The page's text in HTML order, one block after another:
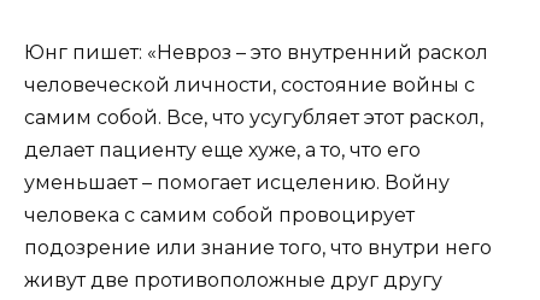
Юнг пишет: «Невроз – это внутренний раскол
человеческой личности, состояние войны с
самим собой. Все, что усугубляет этот раскол,
делает пациенту еще хуже, а то, что его
уменьшает – помогает исцелению. Войну
человека с самим собой провоцирует
подозрение или знание того, что внутри него
живут две противоположные друг другу